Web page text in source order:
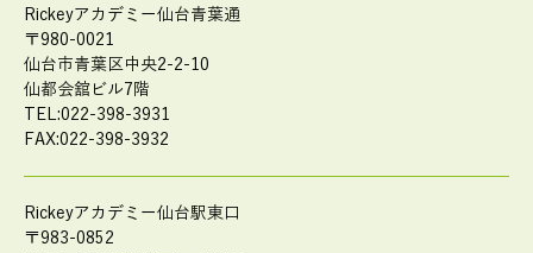
Rickeyアカデミー仙台青葉通
〒980-0021
仙台市青葉区中央2-2-10
仙都会舘ビル7階
TEL:022-398-3931
FAX:022-398-3932
Rickeyアカデミー仙台駅東口
〒983-0852